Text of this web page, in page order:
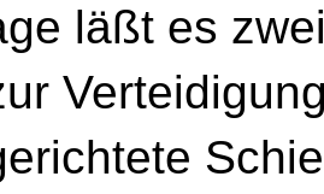
läßt es